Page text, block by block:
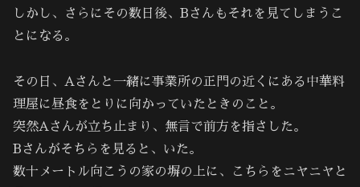
しかし、さらにその数日後、Bさんもそれを見てしまうこ
とになる。
その日、Aさんと一緒に事業所の正門の近くにある中華料
理屋に昼食をとりに向かっていたときのこと。
突然Aさんが立ち止まり、無言で前方を指さした。
Bさんがそちらを見ると、いた。
数十メートル向こうの家の塀の上に、こちらをニヤニヤと